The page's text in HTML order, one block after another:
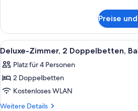
Zimmer,
2 Doppelbetten,
Balkon,
(Partial)
Preise
Alle
Fotos
für
Deluxe-
Zimmer,
2 Doppelbetten,
7
Deluxe-Zimmer, 2 Doppelbetten,
Platz für 4 Personen
2 Doppelbetten
Kostenloses WLAN
Weitere Details
Weitere